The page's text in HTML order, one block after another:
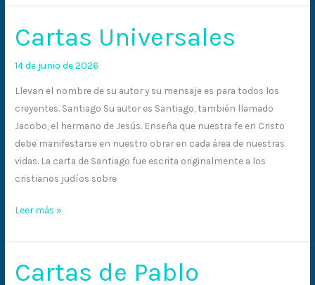
Cartas Universales
14 de junio de 2026
Llevan el nombre de su autor y su mensaje es para todos los
creyentes. Santiago Su autor es Santiago, también llamado
Jacobo, el hermano de Jesús. Enseña que nuestra fe en Cristo
debe manifestarse en nuestro obrar en cada área de nuestras
vidas. La carta de Santiago fue escrita originalmente a los
cristianos judíos sobre
Cartas
Universales
Leer más »
Cartas de Pablo
Cartas
de